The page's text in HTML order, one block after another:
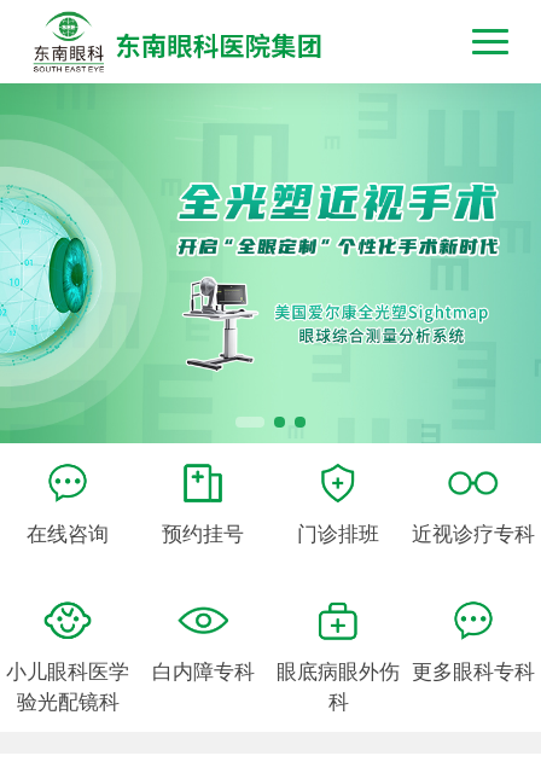
在线咨询 预约挂号 门诊排班 近视诊疗专科
小儿眼科医学
验光配镜科
白内障专科
眼底病眼外伤
科
更多眼科专科